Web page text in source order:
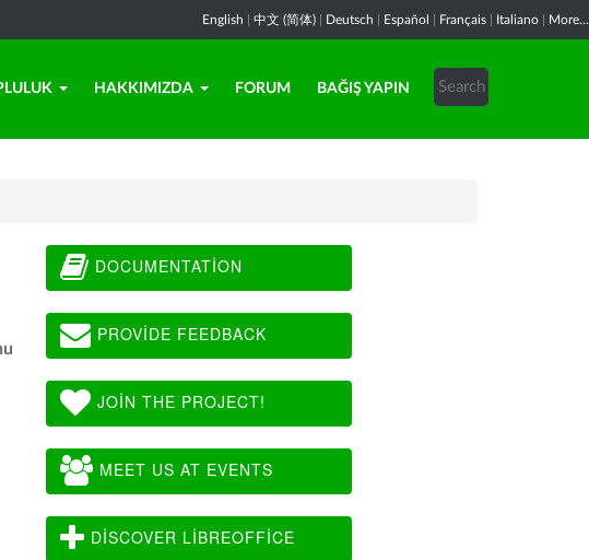
English 中文 (简体) Deutsch Español Français Italiano More...
HAKKIMIZDA FORUM BAĞIŞ YAPIN
DOCUMENTATION
PROVIDE FEEDBACK
JOIN THE PROJECT!
MEET US AT EVENTS
DISCOVER LIBREOFFICE